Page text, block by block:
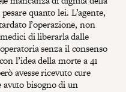
quanto lei. L’agente,
l’operazione, non
di liberarla dalle
senza il consenso
l’idea della morte a 41
avesse ricevuto cure
bisogno di un